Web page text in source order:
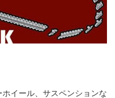
イール、サスペンションな